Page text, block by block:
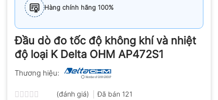
Hàng chính hãng 100%
Đầu dò đo tốc độ không khí và nhiệt
độ loại K Delta OHM AP472S1
Thương hiệu:
(đánh giá) Đã bán 121